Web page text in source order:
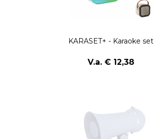
KARASET+ - Karaoke set
V.a. € 12,38